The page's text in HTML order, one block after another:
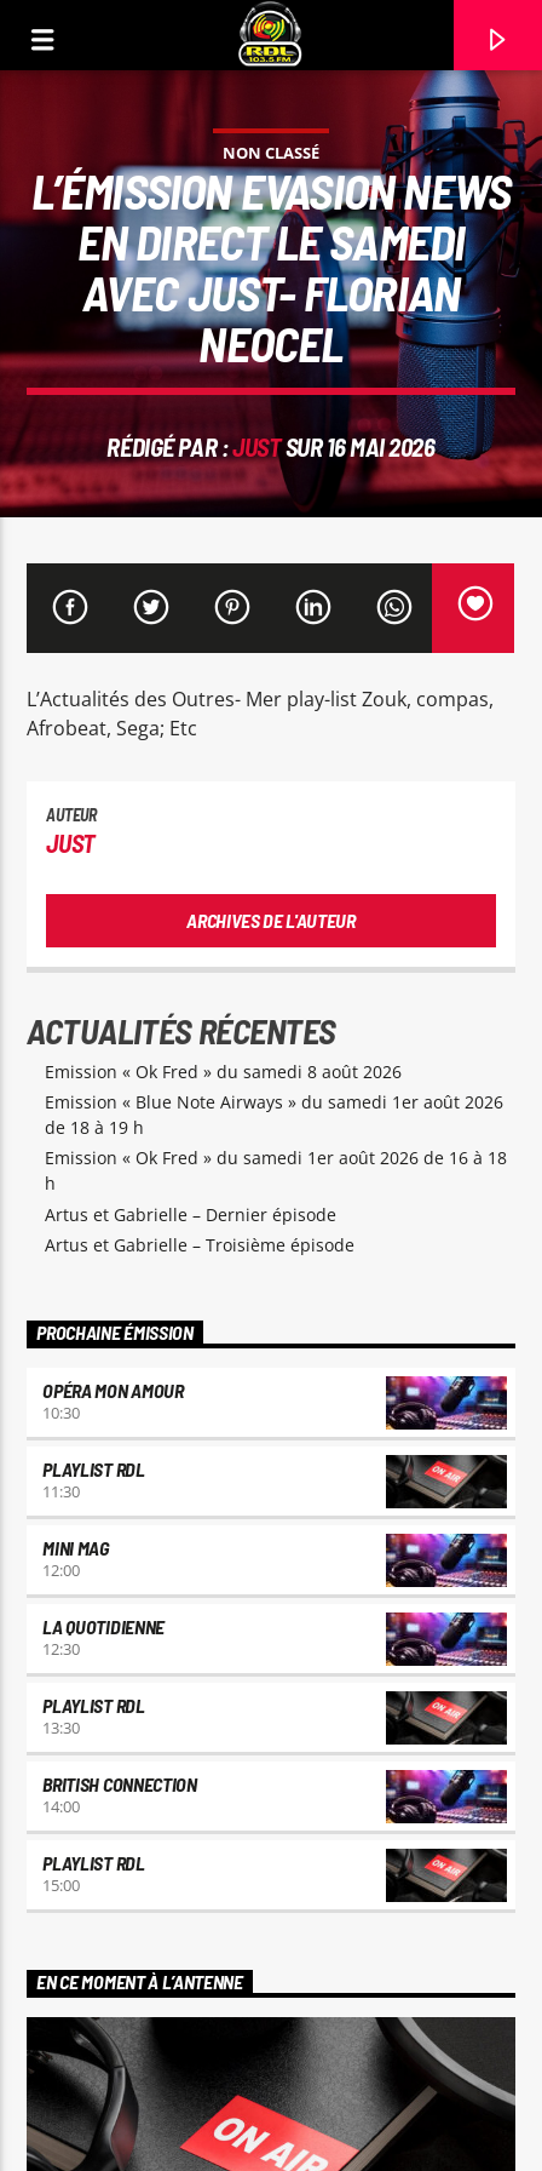
VOIE ACTUELLE
TITRE
ARTISTE
RDL Colmar
NON CLASSÉ
L’ÉMISSION EVASION NEWS
EN DIRECT LE SAMEDI
AVEC JUST- FLORIAN
NEOCEL
RÉDIGÉ PAR :JUSTSUR 16 MAI 2026
L’Actualités des Outres- Mer play-list Zouk, compas,
Afrobeat, Sega; Etc
AUTEUR
JUST
ARCHIVES DE L'AUTEUR
ACTUALITÉS RÉCENTES
Emission « Ok Fred » du samedi 8 août 2026
Emission « Blue Note Airways » du samedi 1er août 2026
de 18 à 19 h
Emission « Ok Fred » du samedi 1er août 2026 de 16 à 18
h
Artus et Gabrielle – Dernier épisode
Artus et Gabrielle – Troisième épisode
PROCHAINE ÉMISSION
OPÉRA MON AMOUR
10:30
PLAYLIST RDL
11:30
MINI MAG
12:00
LA QUOTIDIENNE
12:30
PLAYLIST RDL
13:30
BRITISH CONNECTION
14:00
PLAYLIST RDL
15:00
EN CE MOMENT À L’ANTENNE